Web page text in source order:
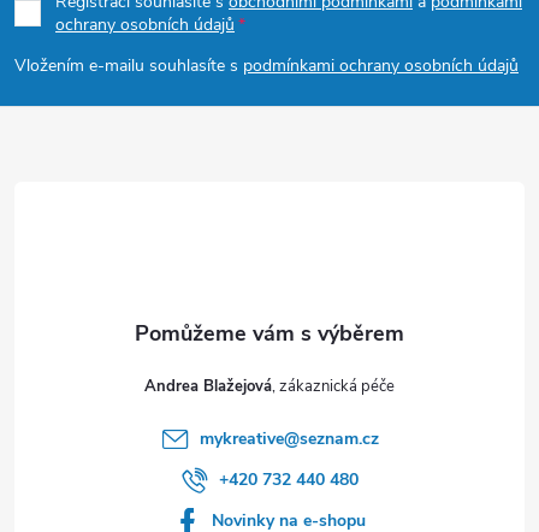
a
t
ochrany osobních údajů
Vložením e-mailu souhlasíte s podmínkami ochrany osobních údajů
Andrea Blažejová
mykreative@seznam.cz
+420 732 440 480
Novinky na e-shopu